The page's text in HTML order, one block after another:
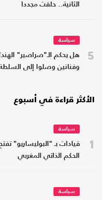
الثانية.. حلقت مجددا
5
سياسة
هل يحكم الـ"صراصير"
وفنانين وصلوا إلى
الأكثر قراءة في أسبوع
1
سياسة
قيادات بـ "البوليساريو"
الحكم الذاتي المغربي
سياسة